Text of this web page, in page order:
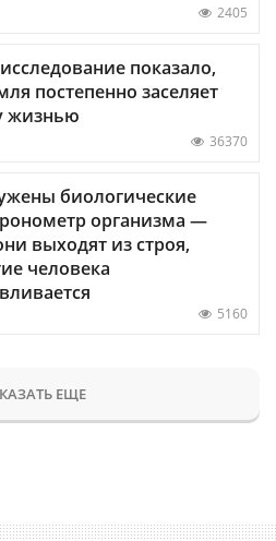
2405
показало,
постепенно заселяет
жизнью
36370
биологические
организма —
выходят из строя,
человека
5160
ЕЩЕ